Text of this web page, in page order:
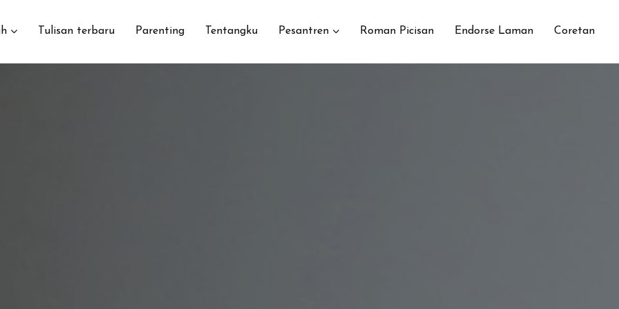
Tulisan terbaru Parenting Tentangku Pesantren Roman Picisan Endorse Laman Coretan